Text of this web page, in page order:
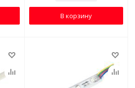
В корзину